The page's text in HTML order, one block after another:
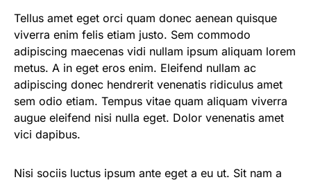
Tellus amet eget orci quam donec aenean quisque
viverra enim felis etiam justo. Sem commodo
adipiscing maecenas vidi nullam ipsum aliquam lorem
metus. A in eget eros enim. Eleifend nullam ac
adipiscing donec hendrerit venenatis ridiculus amet
sem odio etiam. Tempus vitae quam aliquam viverra
augue eleifend nisi nulla eget. Dolor venenatis amet
vici dapibus.
Nisi sociis luctus ipsum ante eget a eu ut. Sit nam a